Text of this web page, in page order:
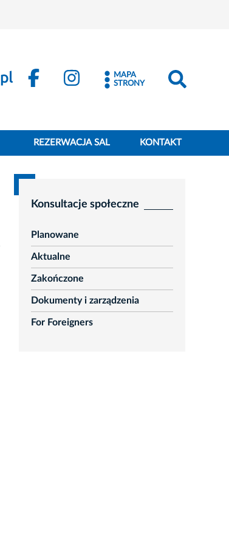
MAPA
STRONY
REZERWACJA SAL KONTAKT
Konsultacje społeczne
Planowane
Aktualne
Zakończone
Dokumenty i zarządzenia
For Foreigners